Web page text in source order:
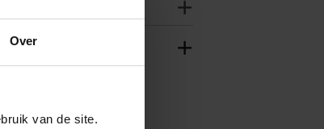
Over
van de site.